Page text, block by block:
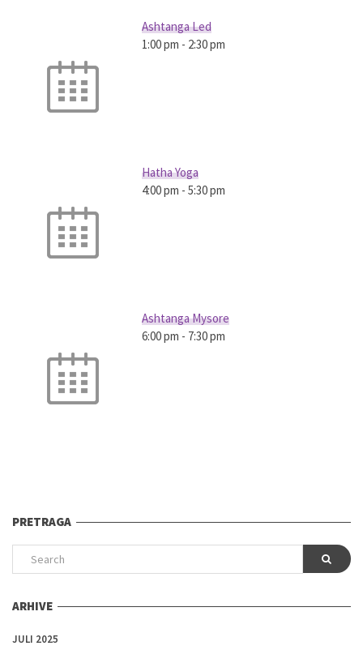
Ashtanga Led
1:00 pm - 2:30 pm
Hatha Yoga
4:00 pm - 5:30 pm
Ashtanga Mysore
6:00 pm - 7:30 pm
PRETRAGA
ARHIVE
JULI 2025